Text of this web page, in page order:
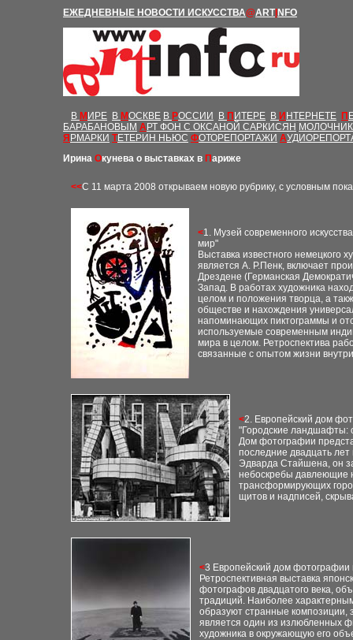
ЕЖЕДНЕВНЫЕ Н ОВОСТИ ИСКУССТВА@ARTI NFO
В М ИРЕ В МОСКВЕ В РОССИИ В П ИТЕРЕ В И НТЕРНЕТЕ П
БАРАБАНОВЫМ АРТ ФОН С ОКСАНОЙ САРКИСЯН
Я РМАРКИ ТЕТЕРИН НЬЮС ФОТОРЕПОРТАЖИ А
Ирина Окунева о выставках в П ариже
<<С 11 марта 2008 открываем новую рубрику, с условным
<1. Музей современного
мир"
Выставка известного немецкого
является А. Р.Пенк, включает
Дрездене (Германская
Запад. В работах художника
целом и положения творца, а
обществе и нахождения
напоминающих пиктограммы и
используемые современным
мира в целом. Ретроспектива
связанные с опытом жизни
<2. Европейский дом
"Городские ландшафты:
Дом фотографии
последние двадцать
Эдварда Стайшена, он
небоскребы давлеющие
трансформирующих
щитов и надписей,
<3 Европейский дом
Ретроспективная выставка
фотографов двадцатого века,
традиций. Наиболее
образуют странные композиции,
является один из излюбленных
художника в окружающую его